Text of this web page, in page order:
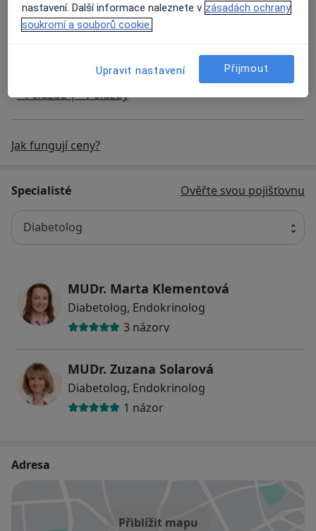
Krevní test
+1 služba |+ 7 služby
Jak fungují ceny?
Specialisté Ověřte svou pojišťovnu
Diabetolog
MUDr. Marta Klementová
Diabetolog, Endokrinolog
3 názory
MUDr. Zuzana Solarová
Diabetolog, Endokrinolog
1 názor
Adresa
Přiblížit mapu
nastavení. Další informace naleznete v zásadách ochrany
soukromí a souborů cookie.
Upravit nastavení Přijmout